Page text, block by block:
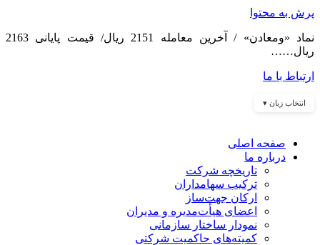
پرش به محتوا
نماد «ومعادن» / آخرین معامله 2151 ریال/ قیمت پایانی 2163
ریال……
ارتباط با ما
انتخاب زبان ▾
صفحه اصلی
درباره ما
تاریخچه شرکت
ترکیب سهامداران
ارکان جهت‌ساز
اعضای هیأت‌مدیره و مدیران
نمودار ساختار سازمانی
کمیته‌های حاکمیت شرکتی